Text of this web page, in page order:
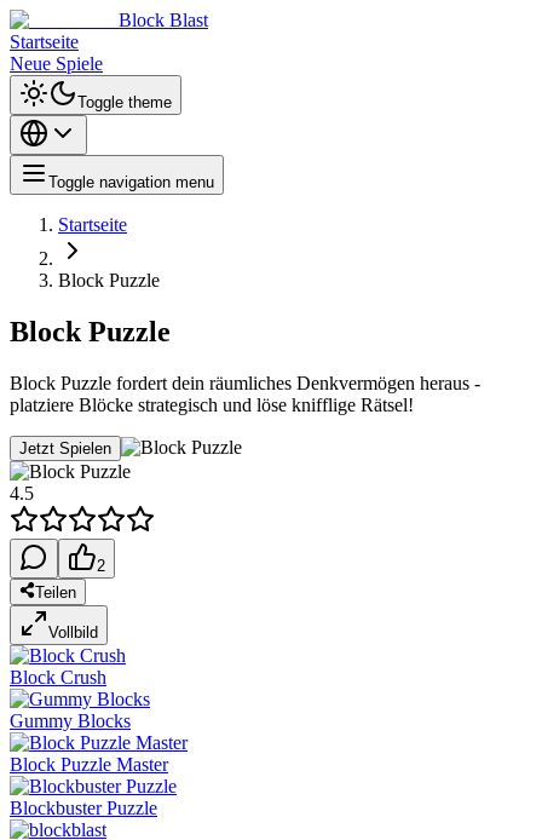
Block Blast
Startseite
Neue Spiele
Toggle theme
Toggle navigation menu
Startseite
Block Puzzle
Block Puzzle
Block Puzzle fordert dein räumliches Denkvermögen heraus -
platziere Blöcke strategisch und löse knifflige Rätsel!
Jetzt Spielen
4.5
2
Teilen
Vollbild
Block Crush
Gummy Blocks
Block Puzzle Master
Blockbuster Puzzle